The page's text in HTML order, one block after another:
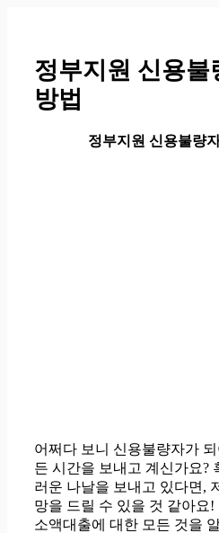
정부지원 신용
방법
정부지원 신용불량
어쩌다 보니 신용불량자가
든 시간을 보내고 계신가요?
러운 나날을 보내고 있다면,
망을 드릴 수 있을 것 같아요
소액대출에 대한 모든 것을